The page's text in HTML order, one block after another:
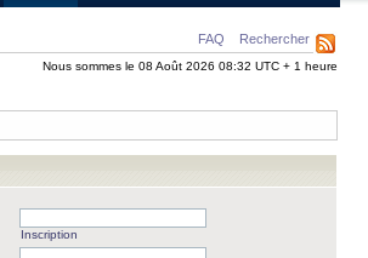
FAQ Rechercher
Nous sommes le 08 Août 2026 08:32 UTC + 1 heure
Inscription